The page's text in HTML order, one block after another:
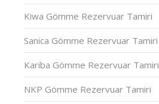
Kiwa Gömme Rezervuar Tamiri
Sanica Gömme Rezervuar Tamiri
Kariba Gömme Rezervuar Tamiri
NKP Gömme Rezervuar Tamiri